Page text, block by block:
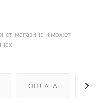
магазина и может
ОПЛАТА